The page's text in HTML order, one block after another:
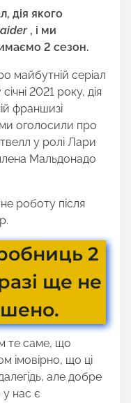
дія якого
, і ми
2 сезон.
майбутній серіал
2021 року, дія
франшизі
ми оголосили про
у ролі Лари
Мальдонадо
роботу після
2
ще не
те саме, що
імовірно, що ці
але добре
нас є